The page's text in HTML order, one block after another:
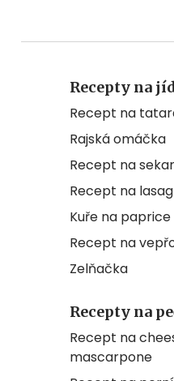
Recepty na
Recept na
Rajská omáčka
Recept na
Recept na
Kuře na paprice
Recept na
Zelňačka
Recepty na
Recept na
mascarpone